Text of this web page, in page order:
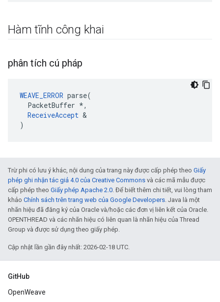
Hàm tĩnh công khai
phân tích cú pháp
WEAVE_ERROR parse(
  PacketBuffer *,
ReceiveAccept &
)
Trừ phi có lưu ý khác, nội dung của trang này được cấp phép theo Giấy
phép ghi nhận tác giả 4.0 của Creative Commons và các mã mẫu được
cấp phép theo Giấy phép Apache 2.0. Để biết thêm chi tiết, vui lòng tham
khảo Chính sách trên trang web của Google Developers. Java là một
nhãn hiệu đã đăng ký của Oracle và/hoặc các đơn vị liên kết của Oracle.
OPENTHREAD và các nhãn hiệu có liên quan là nhãn hiệu của Thread
Group và được sử dụng theo giấy phép.
Cập nhật lần gần đây nhất: 2026-02-18 UTC.
GitHub
OpenWeave